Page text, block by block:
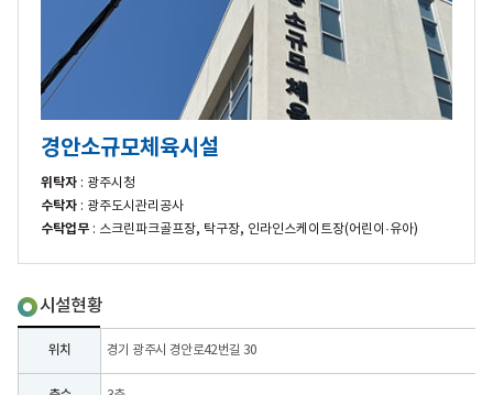
경안소규모체육시설
위탁자: 광주시청
수탁자: 광주도시관리공사
수탁업무: 스크린파크골프장, 탁구장, 인라인스케이트장(어린이·유아)
시설현황
위치 경기 광주시 경안로42번길 30